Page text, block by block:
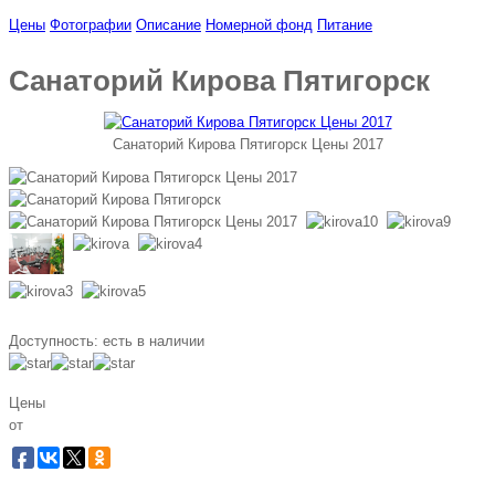
Цены Фотографии Описание Номерной фонд Питание
Санаторий Кирова Пятигорск
Санаторий Кирова Пятигорск Цены 2017
Доступность: есть в наличии
Цены
от